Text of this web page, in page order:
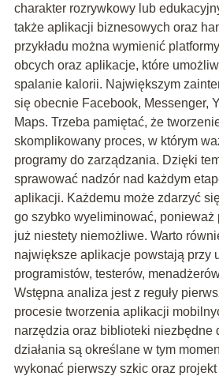
charakter rozrywkowy lub
także aplikacji biznesowych oraz
przykładu można wymienić
obcych oraz aplikacje, które
spalanie kalorii. Największym
się obecnie Facebook, Messenger,
Maps. Trzeba pamiętać, że
skomplikowany proces, w którym
programy do zarządzania. Dzięki
sprawować nadzór nad każdym
aplikacji. Każdemu może zdarzyć
go szybko wyeliminować, ponieważ
już niestety niemożliwe. Warto
największe aplikacje powstają przy
programistów, testerów,
Wstępna analiza jest z reguły
procesie tworzenia aplikacji
narzędzia oraz biblioteki niezbędne
działania są określane w tym
wykonać pierwszy szkic oraz